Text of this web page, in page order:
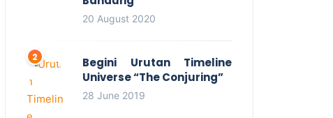
20 August 2020
Begini Urutan Timeline
Universe “The Conjuring”
28 June 2019